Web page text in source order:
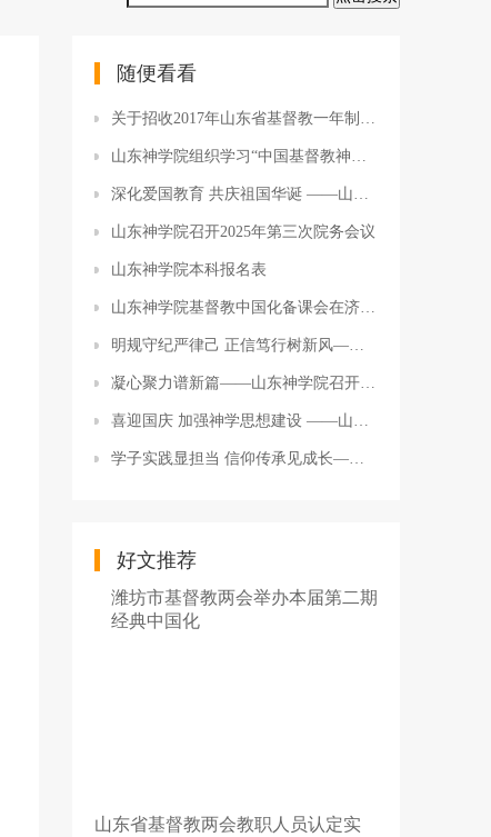
随便看看
关于招收2017年山东省基督教一年制义工 培训班学员的通知
山东神学院组织学习“中国基督教神学院校专业课教师培训”会议精神
深化爱国教育 共庆祖国华诞 ——山东神学院庆祝建国七十周年知识竟赛
山东神学院召开2025年第三次院务会议
山东神学院本科报名表
山东神学院基督教中国化备课会在济南举办
明规守纪严律己 正信笃行树新风——山东神学院举办“学法规、守戒律、重修为、树形象”警示教育活动
凝心聚力谱新篇——山东神学院召开学前预备会
喜迎国庆 加强神学思想建设 ——山东省基督教两会神学教育和神学思想建设专委会研讨会
学子实践显担当 信仰传承见成长——山东神学院举办寒假教会服侍经验交流会
好文推荐
潍坊市基督教两会举办本届第二期
经典中国化
山东省基督教两会教职人员认定实